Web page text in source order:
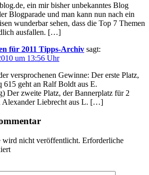
ein mir bisher unbekanntes Blog
Blogparade und man kann nun nach ein
wunderbar sehen, dass die Top 7 Themen
ausfallen. […]
für 2011 Tipps-Archiv sagt:
um 13:56 Uhr
versprochenen Gewinne: Der erste Platz,
615 geht an Ralf Boldt aus E.
Der zweite Platz, der Bannerplatz für 2
Alexander Liebrecht aus L. […]
wird nicht veröffentlicht. Erforderliche